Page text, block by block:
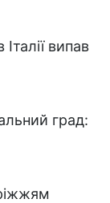
випав
град: